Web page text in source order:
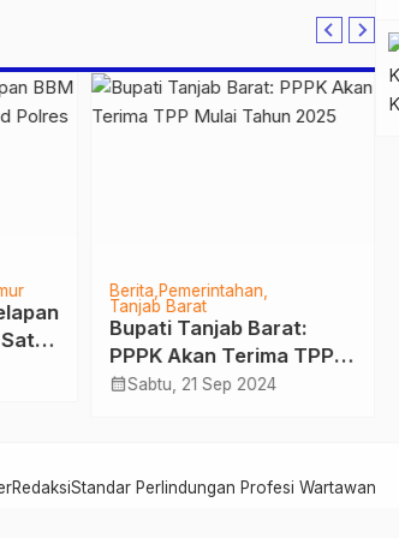
Berita Pemerintahan
Tanjab Barat
Bupati Tanjab Barat:
PPPK Akan Terima TPP
Mulai Tahun 2025
calendar_monthSabtu, 21 Sep 2024
RedaksiStandar Perlindungan Profesi Wartawan